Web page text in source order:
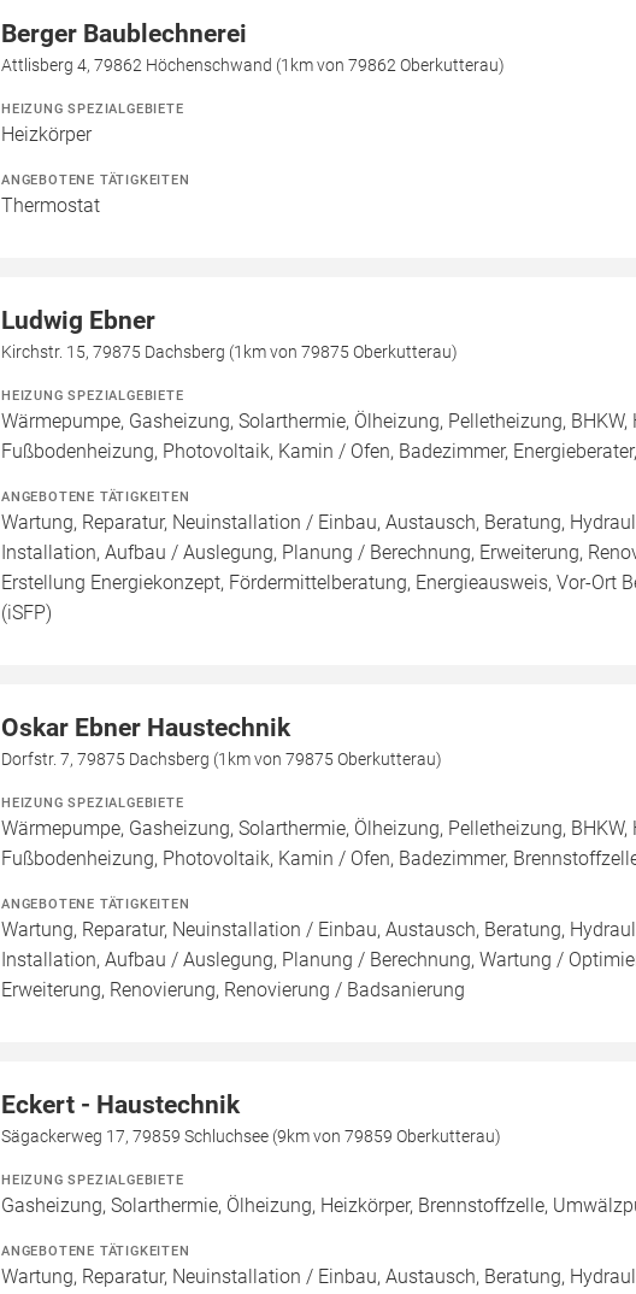
Berger Baublechnerei
Attlisberg 4, 79862 Höchenschwand (1km von 79862 Oberkutterau)
HEIZUNG SPEZIALGEBIETE
Heizkörper
ANGEBOTENE TÄTIGKEITEN
Thermostat
Ludwig Ebner
Kirchstr. 15, 79875 Dachsberg (1km von 79875 Oberkutterau)
HEIZUNG SPEZIALGEBIETE
Wärmepumpe, Gasheizung, Solarthermie, Ölheizung, Pelletheizung,
Fußbodenheizung, Photovoltaik, Kamin / Ofen, Badezimmer,
ANGEBOTENE TÄTIGKEITEN
Wartung, Reparatur, Neuinstallation / Einbau, Austausch, Beratung,
Installation, Aufbau / Auslegung, Planung / Berechnung, Erweiterung,
Erstellung Energiekonzept, Fördermittelberatung, Energieausweis, Vor-Ort
(iSFP)
Oskar Ebner Haustechnik
Dorfstr. 7, 79875 Dachsberg (1km von 79875 Oberkutterau)
HEIZUNG SPEZIALGEBIETE
Wärmepumpe, Gasheizung, Solarthermie, Ölheizung, Pelletheizung,
Fußbodenheizung, Photovoltaik, Kamin / Ofen, Badezimmer,
ANGEBOTENE TÄTIGKEITEN
Wartung, Reparatur, Neuinstallation / Einbau, Austausch, Beratung,
Installation, Aufbau / Auslegung, Planung / Berechnung, Wartung /
Erweiterung, Renovierung, Renovierung / Badsanierung
Eckert - Haustechnik
Sägackerweg 17, 79859 Schluchsee (9km von 79859 Oberkutterau)
HEIZUNG SPEZIALGEBIETE
Gasheizung, Solarthermie, Ölheizung, Heizkörper, Brennstoffzelle,
ANGEBOTENE TÄTIGKEITEN
Wartung, Reparatur, Neuinstallation / Einbau, Austausch, Beratung,